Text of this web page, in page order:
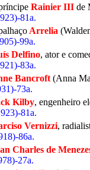
Rainier III de
81a.
Arrelia
99a.
Delfino, ator e
83a.
Bancroft (Anna
73a.
Kilby, engenheiro
81a.
Vernizzi,
86a.
Charles de
27a.